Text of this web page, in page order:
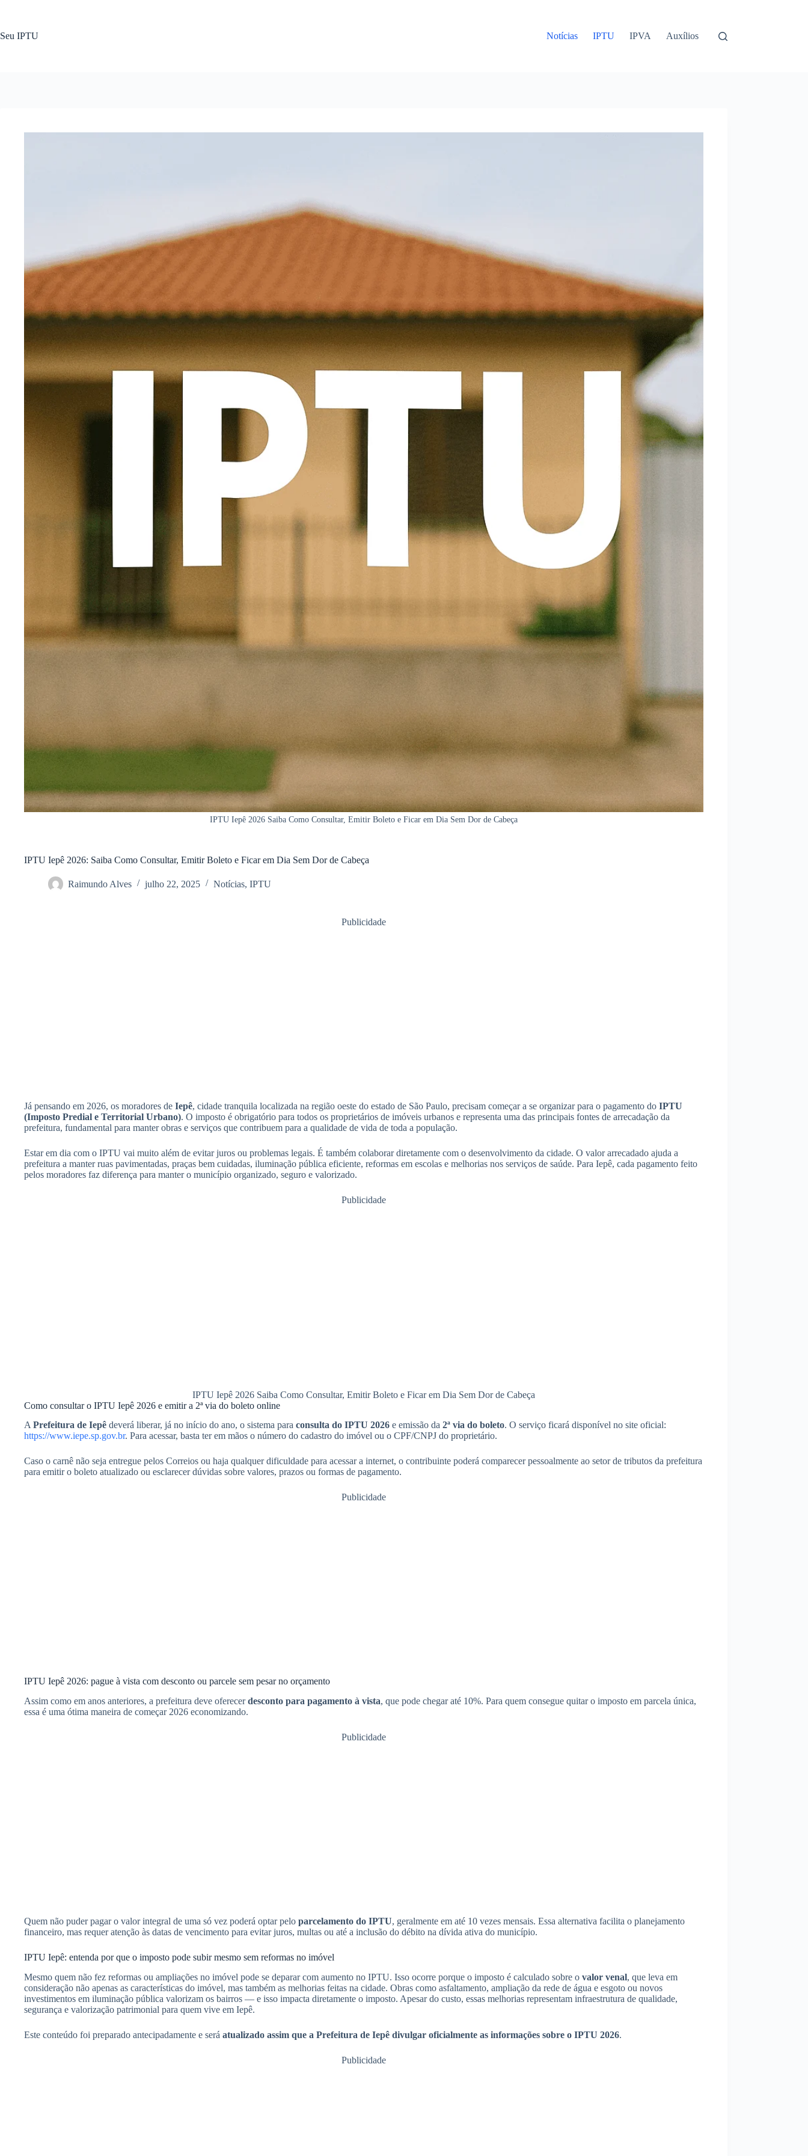
conteúdo
Seu IPTU Notícias IPTU IPVA Auxílios
IPTU Iepê 2026 Saiba Como Consultar, Emitir Boleto e Ficar em Dia Sem Dor de Cabeça
IPTU Iepê 2026: Saiba Como Consultar, Emitir Boleto e Ficar em Dia Sem Dor de Cabeça
Raimundo Alves julho 22, 2025 Notícias, IPTU
Publicidade
Já pensando em 2026, os moradores de Iepê, cidade tranquila localizada na região oeste do estado de São Paulo, precisam começar a se organizar para o pagamento do IPTU
(Imposto Predial e Territorial Urbano). O imposto é obrigatório para todos os proprietários de imóveis urbanos e representa uma das principais fontes de arrecadação da
prefeitura, fundamental para manter obras e serviços que contribuem para a qualidade de vida de toda a população.
Estar em dia com o IPTU vai muito além de evitar juros ou problemas legais. É também colaborar diretamente com o desenvolvimento da cidade. O valor arrecadado ajuda a
prefeitura a manter ruas pavimentadas, praças bem cuidadas, iluminação pública eficiente, reformas em escolas e melhorias nos serviços de saúde. Para Iepê, cada pagamento feito
pelos moradores faz diferença para manter o município organizado, seguro e valorizado.
Publicidade
IPTU Iepê 2026 Saiba Como Consultar, Emitir Boleto e Ficar em Dia Sem Dor de Cabeça
Como consultar o IPTU Iepê 2026 e emitir a 2ª via do boleto online
A Prefeitura de Iepê deverá liberar, já no início do ano, o sistema para consulta do IPTU 2026 e emissão da 2ª via do boleto. O serviço ficará disponível no site oficial:
https://www.iepe.sp.gov.br. Para acessar, basta ter em mãos o número do cadastro do imóvel ou o CPF/CNPJ do proprietário.
Caso o carnê não seja entregue pelos Correios ou haja qualquer dificuldade para acessar a internet, o contribuinte poderá comparecer pessoalmente ao setor de tributos da prefeitura
para emitir o boleto atualizado ou esclarecer dúvidas sobre valores, prazos ou formas de pagamento.
Publicidade
IPTU Iepê 2026: pague à vista com desconto ou parcele sem pesar no orçamento
Assim como em anos anteriores, a prefeitura deve oferecerdesconto para pagamento à vista, que pode chegar até 10%. Para quem consegue quitar o imposto em parcela única,
essa é uma ótima maneira de começar 2026 economizando.
Publicidade
Quem não puder pagar o valor integral de uma só vez poderá optar pelo parcelamento do IPTU, geralmente em até 10 vezes mensais. Essa alternativa facilita o planejamento
financeiro, mas requer atenção às datas de vencimento para evitar juros, multas ou até a inclusão do débito na dívida ativa do município.
IPTU Iepê: entenda por que o imposto pode subir mesmo sem reformas no imóvel
Mesmo quem não fez reformas ou ampliações no imóvel pode se deparar com aumento no IPTU. Isso ocorre porque o imposto é calculado sobre o valor venal, que leva em
consideração não apenas as características do imóvel, mas também as melhorias feitas na cidade. Obras como asfaltamento, ampliação da rede de água e esgoto ou novos
investimentos em iluminação pública valorizam os bairros — e isso impacta diretamente o imposto. Apesar do custo, essas melhorias representam infraestrutura de qualidade,
segurança e valorização patrimonial para quem vive em Iepê.
Este conteúdo foi preparado antecipadamente e será atualizado assim que a Prefeitura de Iepê divulgar oficialmente as informações sobre o IPTU 2026.
Publicidade